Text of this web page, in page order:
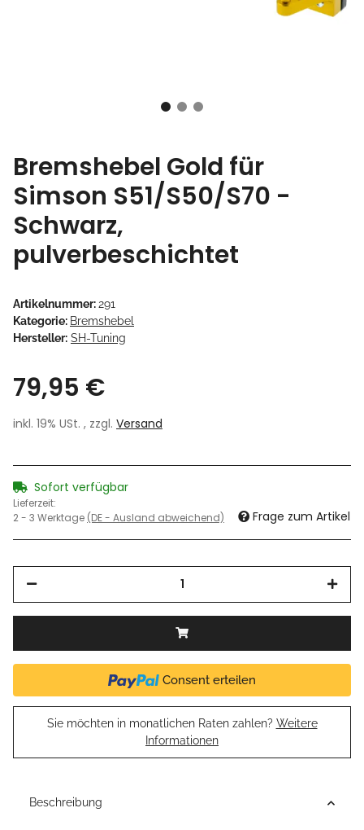
Bremshebel Gold für
Simson S51/S50/S70 -
Schwarz,
pulverbeschichtet
Artikelnummer:291
Kategorie: Bremshebel
Hersteller: SH-Tuning
79,95 €
inkl. 19% USt. , zzgl. Versand
Sofort verfügbar
Lieferzeit:
2 - 3 Werktage (DE - Ausland abweichend) Frage zum Artikel
Consent erteilen
Sie möchten in monatlichen Raten zahlen? Weitere
Informationen
Beschreibung